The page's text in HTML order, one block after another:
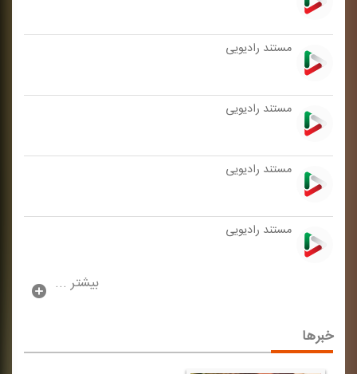
مستند رادیویی
مستند رادیویی
مستند رادیویی
مستند رادیویی
بیشتر ...
خبرها